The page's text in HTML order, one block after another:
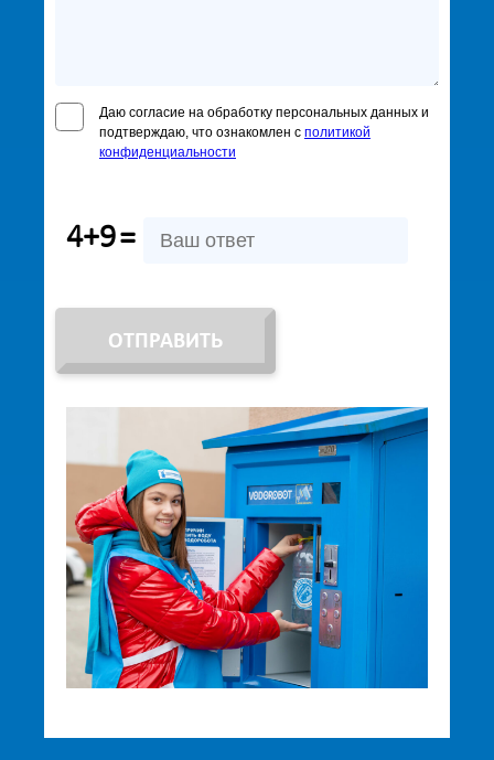
Даю согласие на обработку персональных данных и
подтверждаю, что ознакомлен с политикой
конфиденциальности
4+9=
ОТПРАВИТЬ